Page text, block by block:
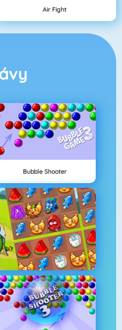
Air Fight
Bubble Shooter